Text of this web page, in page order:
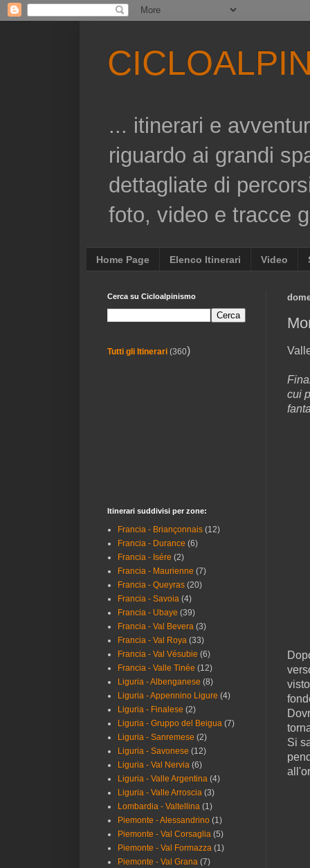
... itinerari e
riguardo ai grandi
dettagliate di
foto, video e tracce
Home Page Elenco Itinerari Video
cui
Si
Cerca su Cicloalpinismo
Tutti gli Itinerari (360)
Itinerari suddivisi per zone:
Francia - Briançonnais (12)
Francia - Durance (6)
Francia - Isére (2)
Francia - Maurienne (7)
Francia - Queyras (20)
Francia - Savoia (4)
Francia - Ubaye (39)
Francia - Val Bevera (3)
Francia - Val Roya (33)
Francia - Val Vésubie (6)
Francia - Valle Tinée (12)
Liguria - Albenganese (8)
Liguria - Appennino Ligure (4)
Liguria - Finalese (2)
Liguria - Gruppo del Beigua (7)
Liguria - Sanremese (2)
Liguria - Savonese (12)
Liguria - Val Nervia (6)
Liguria - Valle Argentina (4)
Liguria - Valle Arroscia (3)
Lombardia - Valtellina (1)
Piemonte - Alessandrino (1)
Piemonte - Val Corsaglia (5)
Piemonte - Val Formazza (1)
Piemonte - Val Grana (7)